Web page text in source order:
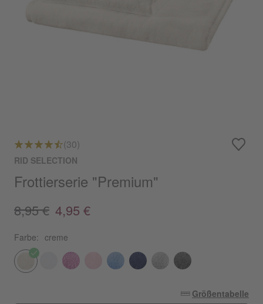
(30)
RID SELECTION
Frottierserie "Premium"
8,95 € 4,95 €
Farbe: creme
Größentabelle